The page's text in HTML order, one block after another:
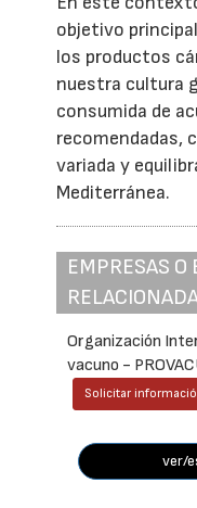
objetivo
los productos
nuestra cultura
consumida de
recomendadas,
variada y
Mediterránea.
EMPRESAS O
Organización
vacuno -
Solicitar
ver/